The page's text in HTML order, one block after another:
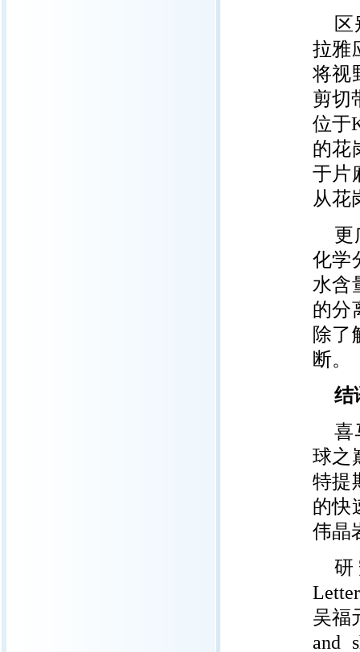
拉雅
将视
剪切
位于
的花
于片
从花
更
化学
水含
的分
除了
断。
结
喜
球之
特提
的快
伟晶
研
吴福
and